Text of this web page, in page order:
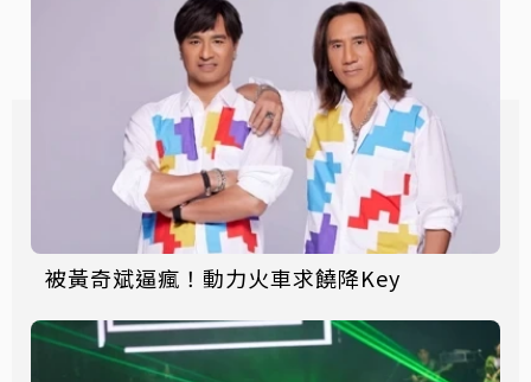
被黃奇斌逼瘋！動力火車求饒降Key